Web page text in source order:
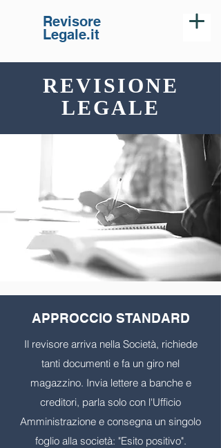
Revisore
Legale.it
REVISIONE
LEGALE
APPROCCIO STANDARD
Il revisore arriva nella Società, richiede
tanti documenti e fa un giro nel
magazzino. Invia lettere a banche e
creditori, parla solo con l'Ufficio
Amministrazione e consegna un singolo
foglio alla società: "Esito positivo".